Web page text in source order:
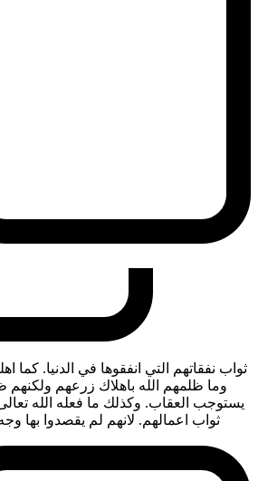
ثواب نفقاتهم التي انفقوها في الدنيا. كما
وما ظلمهم الله باهلاك زرعهم ولكنهم
يستوجب العقاب. وكذلك ما فعله الله
ثواب اعمالهم. لانهم لم يقصدوا بها وجه